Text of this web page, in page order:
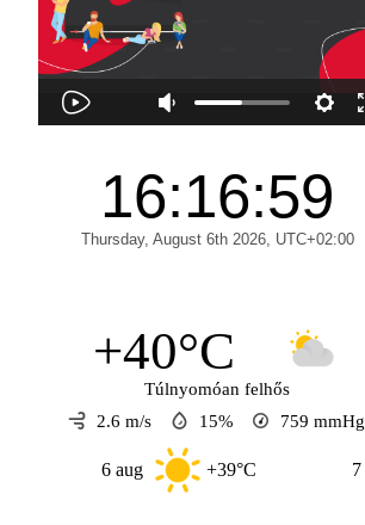
+40°C
Túlnyomóan felhős
2.6 m/s
15% 759 mmHg
+39°C